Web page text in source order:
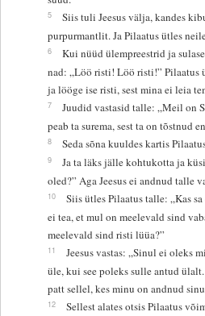
5
Siis tuli Jeesus välja, kandes
purpurmantlit. Ja Pilaatus ütles
6
Kui nüüd ülempreestrid ja
nad: „Löö risti! Löö risti!” Pilaatus
ja lööge ise risti, sest mina ei leia
7
Juudid vastasid talle: „Meil on
peab ta surema, sest ta on tõstnud
8 Seda sõna kuuldes kartis
9
Ja ta läks jälle kohtukotta ja
oled?” Aga Jeesus ei andnud talle
10
Siis ütles Pilaatus talle: „Kas
ei tea, et mul on meelevald sind
meelevald sind risti lüüa?”
11
Jeesus vastas: „Sinul ei oleks
üle, kui see poleks sulle antud ülalt.
patt sellel, kes minu on andnud
12
Sellest alates otsis Pilaatus